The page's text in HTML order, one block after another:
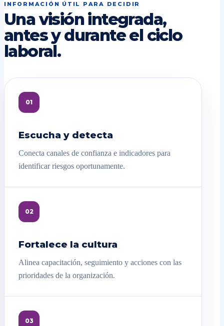
INFORMACIÓN ÚTIL PARA DECIDIR
Una visión integrada,
antes y durante el ciclo
laboral.
01
Escucha y detecta
Conecta canales de confianza e indicadores para
identificar riesgos oportunamente.
02
Fortalece la cultura
Alinea capacitación, seguimiento y acciones con las
prioridades de la organización.
03